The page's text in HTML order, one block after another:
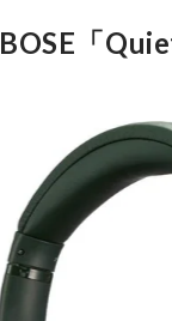
BOSE「